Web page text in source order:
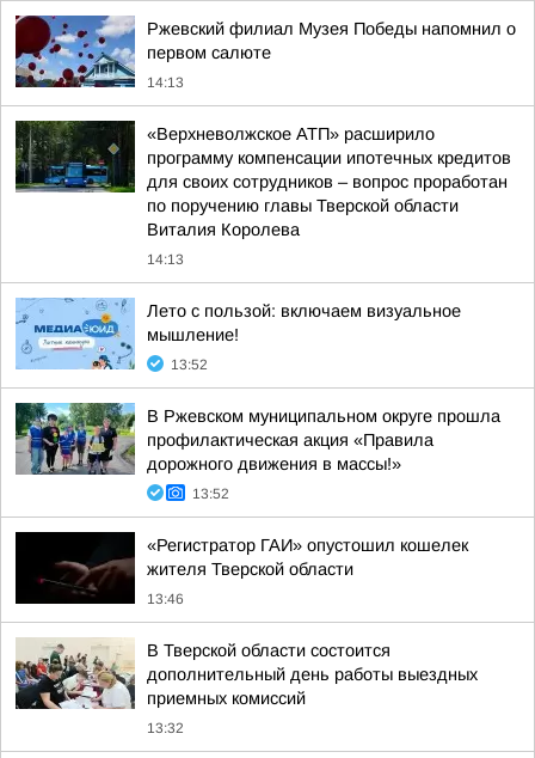
Ржевский филиал Музея Победы напомнил о
первом салюте
14:13
«Верхневолжское АТП» расширило
программу компенсации ипотечных кредитов
для своих сотрудников – вопрос проработан
по поручению главы Тверской области
Виталия Королева
14:13
Лето с пользой: включаем визуальное
мышление!
13:52
В Ржевском муниципальном округе прошла
профилактическая акция «Правила
дорожного движения в массы!»
13:52
«Регистратор ГАИ» опустошил кошелек
жителя Тверской области
13:46
В Тверской области состоится
дополнительный день работы выездных
приемных комиссий
13:32